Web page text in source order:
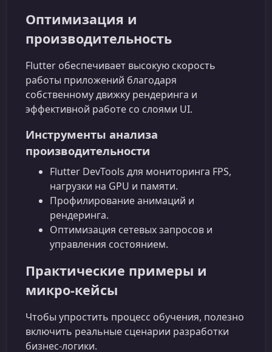
Оптимизация и
производительность
Flutter обеспечивает высокую скорость
работы приложений благодаря
собственному движку рендеринга и
эффективной работе со слоями UI.
Инструменты анализа
производительности
Flutter DevTools для мониторинга FPS,
нагрузки на GPU и памяти.
Профилирование анимаций и
рендеринга.
Оптимизация сетевых запросов и
управления состоянием.
Практические примеры и
микро‑кейсы
Чтобы упростить процесс обучения, полезно
включить реальные сценарии разработки
бизнес‑логики.